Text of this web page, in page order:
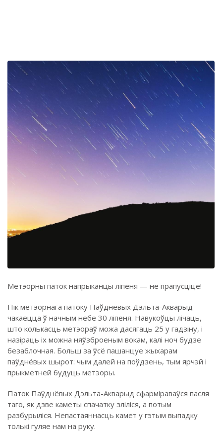
Метэорны паток напрыканцы ліпеня — не прапусціце!
Пік метэорнага патоку Паўднёвых Дэльта-Акварыд
чакаецца ў начным небе 30 ліпеня. Навукоўцы лічаць,
што колькасць метэораў можа дасягаць 25 у гадзіну, і
назіраць іх можна няўзброеным вокам, калі ноч будзе
безаблочная. Больш за ўсё пашанцуе жыхарам
паўднёвых шырот: чым далей на поўдзень, тым ярчэй і
прыкметней будуць метэоры.
Паток Паўднёвых Дэльта-Акварыд сфарміраваўся пасля
таго, як дзве каметы спачатку зліліся, а потым
разбурыліся. Непастаяннасць камет у гэтым выпадку
толькі гуляе нам на руку.